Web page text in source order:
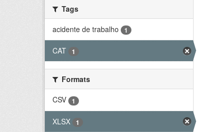
Tags
acidente de trabalho
1
CAT 1
Formats
CSV
1
XLSX 1